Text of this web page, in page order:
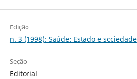
Edição
n. 3 (1998): Saúde: Estado e sociedade
Seção
Editorial